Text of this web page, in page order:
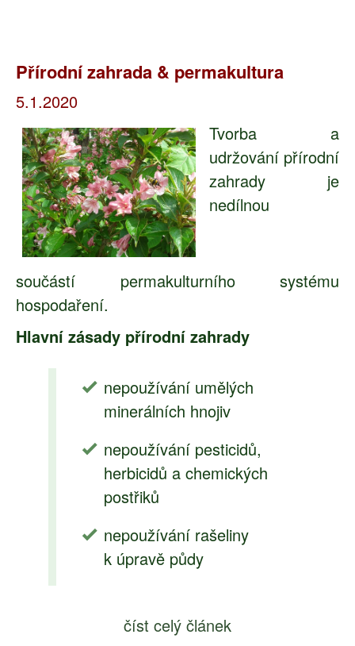
Přírodní zahrada & permakultura
5.1.2020
Tvorba a
udržování přírodní
zahrady je
nedílnou
součástí permakulturního systému
hospodaření.
Hlavní zásady přírodní zahrady
nepoužívání umělých
minerálních hnojiv
nepoužívání pesticidů,
herbicidů a chemických
postřiků
nepoužívání rašeliny
k úpravě půdy
číst celý článek